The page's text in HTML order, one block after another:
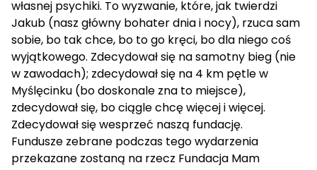
własnej psychiki. To wyzwanie, które, jak twierdzi
Jakub (nasz główny bohater dnia i nocy), rzuca sam
sobie, bo tak chce, bo to go kręci, bo dla niego coś
wyjątkowego. Zdecydował się na samotny bieg (nie
w zawodach); zdecydował się na 4 km pętle w
Myślęcinku (bo doskonale zna to miejsce),
zdecydował się, bo ciągle chcę więcej i więcej.
Zdecydował się wesprzeć naszą fundację.
Fundusze zebrane podczas tego wydarzenia
przekazane zostaną na rzecz Fundacja Mam